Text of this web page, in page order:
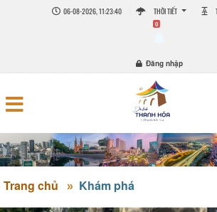
06-08-2026, 11:23:41 THỜI TIẾT
0
Đăng nhập
Trang chủ Khám phá